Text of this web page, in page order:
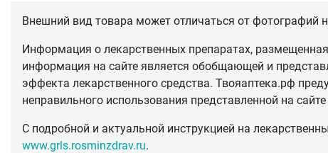
Внешний вид товара может отличаться от фотографий
Информация о лекарственных препаратах,
информация на сайте является обобщающей и
эффекта лекарственного средства. Твояаптека.рф
неправильного использования представленной на
С подробной и актуальной инструкцией на
www.grls.rosminzdrav.ru.